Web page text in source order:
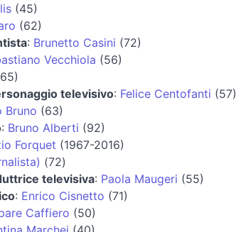
(45)
(62)
: Brunetto Casini (72)
Vecchiola (56)
televisivo: Felice Centofanti (57)
Bruno (63)
: Bruno Alberti (92)
Forquet (1967-2016)
(72)
televisiva: Paola Maugeri (55)
: Enrico Cisnetto (71)
Caffiero (50)